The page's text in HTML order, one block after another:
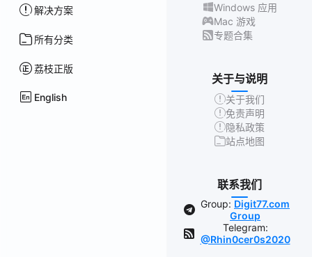
解决方案
所有分类
荔枝正版
English
Windows 应用
Mac 游戏
专题合集
关于与说明
关于我们
免责声明
隐私政策
站点地图
联系我们
Group: Digit77.com
Group
Telegram:
@Rhin0cer0s2020